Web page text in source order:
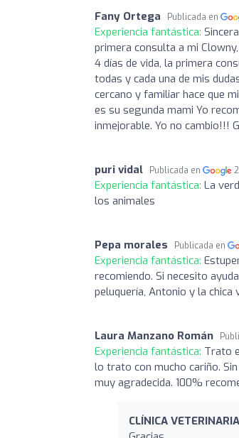
Fany Ortega Publicada en
Experiencia fantástica:
primera consulta a mi
4 días de vida, la primera
todas y cada una de mis
cercano y familiar hace que
es su segunda mami Yo
inmejorable. Yo no cambio!!!
puri vidal Publicada en
Experiencia fantástica: La
los animales
Pepa morales Publicada en
Experiencia fantástica:
recomiendo. Si necesito
peluquería, Antonio y la chica
Laura Manzano Román
Experiencia fantástica: Trato
lo trato con mucho cariño.
muy agradecida. 100%
CLÍNICA